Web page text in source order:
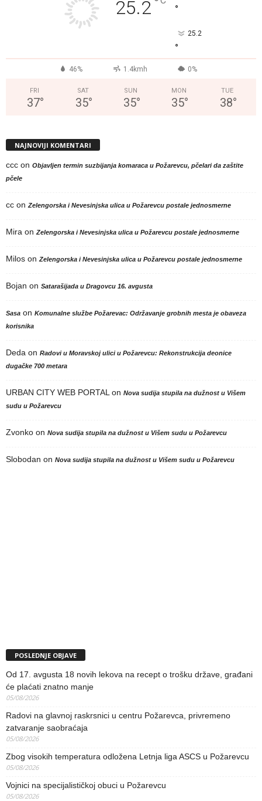
25.2 °
25.2
°
46% 1.4kmh 0%
FRI
37°
SAT
35°
SUN
35°
MON
35°
TUE
38°
NAJNOVIJI KOMENTARI
ccc on Objavljen termin suzbijanja komaraca u Požarevcu, pčelari da zaštite
pčele
cc onZelengorska i Nevesinjska ulica u Požarevcu postale jednosmerne
Mira onZelengorska i Nevesinjska ulica u Požarevcu postale jednosmerne
Milos onZelengorska i Nevesinjska ulica u Požarevcu postale jednosmerne
Bojan on Satarašijada u Dragovcu 16. avgusta
Sasa on Komunalne službe Požarevac: Održavanje grobnih mesta je obaveza
korisnika
Deda on Radovi u Moravskoj ulici u Požarevcu: Rekonstrukcija deonice
dugačke 700 metara
URBAN CITY WEB PORTALon Nova sudija stupila na dužnost u Višem
sudu u Požarevcu
Zvonko on Nova sudija stupila na dužnost u Višem sudu u Požarevcu
Slobodan on Nova sudija stupila na dužnost u Višem sudu u Požarevcu
POSLEDNJE OBJAVE
Od 17. avgusta 18 novih lekova na recept o trošku države, građani
će plaćati znatno manje
05/08/2026
Radovi na glavnoj raskrsnici u centru Požarevca, privremeno
zatvaranje saobraćaja
05/08/2026
Zbog visokih temperatura odložena Letnja liga ASCS u Požarevcu
05/08/2026
Vojnici na specijalističkoj obuci u Požarevcu
05/08/2026